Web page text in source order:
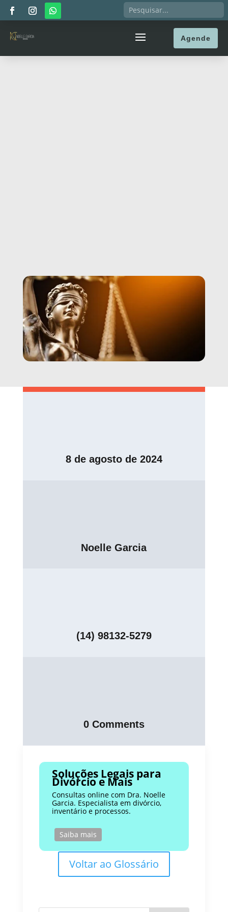
Agende
8 de agosto de 2024
Noelle Garcia
(14) 98132-5279
0 Comments
Soluções Legais para
Divórcio e Mais
Consultas online com Dra. Noelle
Garcia. Especialista em divórcio,
inventário e processos.
Saiba mais
Voltar ao Glossário